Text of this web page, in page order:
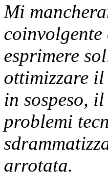
Mi
esprimere
ottimizzare
in sospeso,
problemi
arrotata.